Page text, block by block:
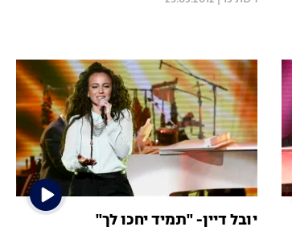
יובל דיין- "תמיד יחכו לך"